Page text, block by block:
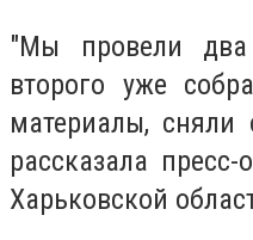
"Мы провели
второго уже
материалы, сняли
рассказала
Харьковской